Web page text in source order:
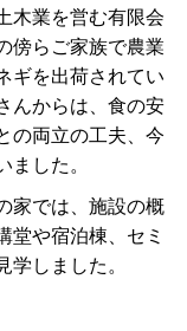
木業を営む有限会
傍らご家族で農業
ギを出荷されてい
んからは、食の安
の両立の工夫、今
した。
家では、施設の概
堂や宿泊棟、セミ
しました。